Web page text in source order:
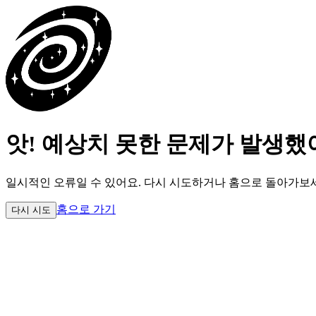
앗! 예상치 못한 문제가 발생했
일시적인 오류일 수 있어요. 다시 시도하거나 홈으로 돌아가보
다시 시도 홈으로 가기